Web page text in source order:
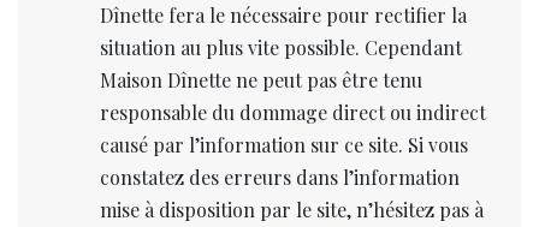
Dînette fera le nécessaire pour rectifier la
situation au plus vite possible. Cependant
Maison Dînette ne peut pas être tenu
responsable du dommage direct ou indirect
causé par l’information sur ce site. Si vous
constatez des erreurs dans l’information
mise à disposition par le site, n’hésitez pas à